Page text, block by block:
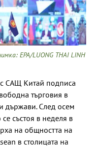
EPA/LUONG THAI LINH
САЩ Китай подписа
търговия в
държави. След осем
състоя в неделя в
на общността на
в столицата на